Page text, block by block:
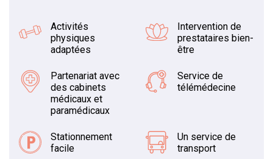
Activités
physiques
adaptées
Intervention de
prestataires bien-
être
Partenariat avec
des cabinets
médicaux et
paramédicaux
Service de
télémédecine
Stationnement
facile
Un service de
transport